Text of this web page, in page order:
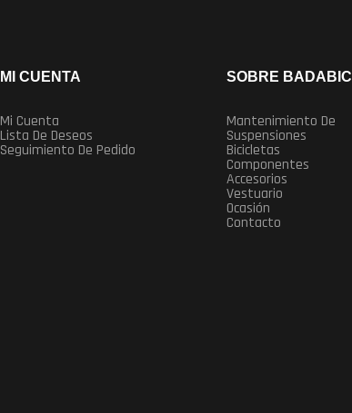
MI CUENTA
Mi Cuenta
Lista De Deseos
Seguimiento De Pedido
SOBRE BADABICI
Mantenimiento De
Suspensiones
Bicicletas
Componentes
Accesorios
Vestuario
Ocasión
Contacto